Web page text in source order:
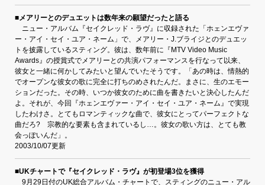
■メアリーとのデュエットは数年来の願望だったと語る
ニュー・アルバム『セイクレッド・ラヴ』に収録された「ホェンエヴァ
ー・アイ・セイ・ユア・ネーム」で、メアリー・J.ブライジとのデュエッ
トを披露しているスティング。彼は、数年前に『MTV Video Music
Awards』の授賞式でメアリーとの共演パフォーマンスを行なって以来、
彼女と一緒に何かしてみたいと望んでいたそうです。「あの時は、情熱的
でオープンな彼女の歌に完全に打ちのめされたんだ。まさに、生のエモー
ションだった。その時、いつか彼女のために曲を書きたいと決心したんだ
よ。それが、今回『ホェンエヴァー・アイ・セイ・ユア・ネーム』で実現
したわけさ。とてもロマンティックな曲で、彼女にとってパーフェクトな
曲だろ? 宗教的な要素も含まれているし…。彼女の歌い方は、とても教
会っぽいんだ」。
2003/10/07更新
■UKチャートで『セイクレッド・ラヴ』が初登場3位を獲得
9月29日付のUK総合アルバム・チャートで、スティングのニュー・アル